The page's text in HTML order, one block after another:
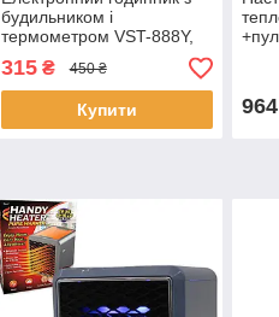
будильником і
термометром VST-888Y,
Дзеркальний годинник із
зеленим LED
315₴ 450 ₴
Купити